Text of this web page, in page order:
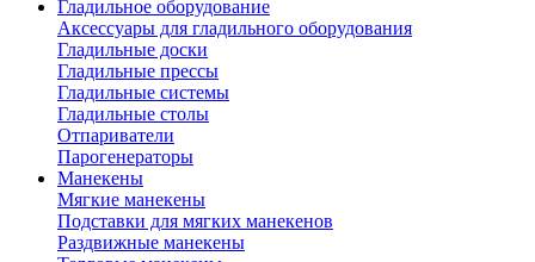
Гладильное оборудование
Аксессуары для гладильного оборудования
Гладильные доски
Гладильные прессы
Гладильные системы
Гладильные столы
Отпариватели
Парогенераторы
Манекены
Мягкие манекены
Подставки для мягких манекенов
Раздвижные манекены